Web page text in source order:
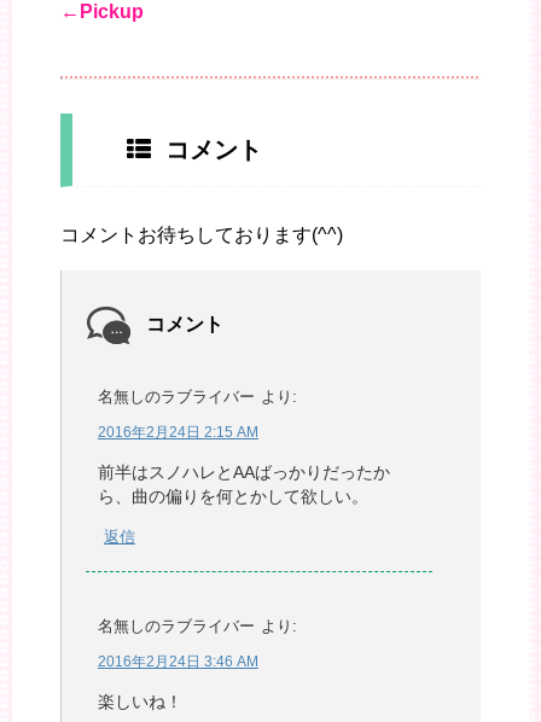
←Pickup
コメント
コメントお待ちしております(^^)
コメント
名無しのラブライバー より:
2016年2月24日 2:15 AM
前半はスノハレとAAばっかりだったか
ら、曲の偏りを何とかして欲しい。
返信
名無しのラブライバー より:
2016年2月24日 3:46 AM
楽しいね！